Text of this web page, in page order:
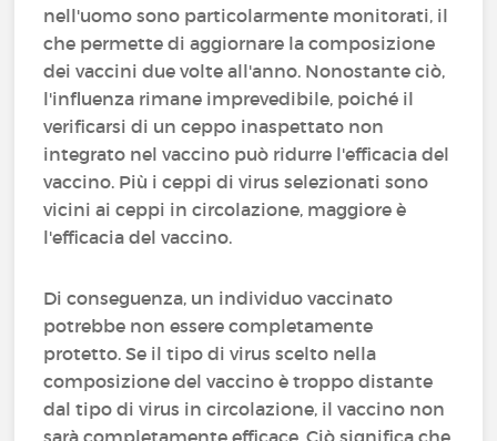
nell'uomo sono particolarmente monitorati, il
che permette di aggiornare la composizione
dei vaccini due volte all'anno. Nonostante ciò,
l'influenza rimane imprevedibile, poiché il
verificarsi di un ceppo inaspettato non
integrato nel vaccino può ridurre l'efficacia del
vaccino. Più i ceppi di virus selezionati sono
vicini ai ceppi in circolazione, maggiore è
l'efficacia del vaccino.
Di conseguenza, un individuo vaccinato
potrebbe non essere completamente
protetto. Se il tipo di virus scelto nella
composizione del vaccino è troppo distante
dal tipo di virus in circolazione, il vaccino non
sarà completamente efficace. Ciò significa che